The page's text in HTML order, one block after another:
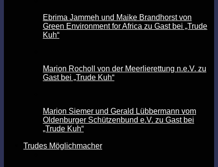
Ebrima Jammeh und Maike Brandhorst von
Green Environment for Africa zu Gast bei „Trude
Kuh“
Marion Rocholl von der Meerlierettung n.e.V. zu
Gast bei „Trude Kuh“
Marion Siemer und Gerald Lübbermann vom
Oldenburger Schützenbund e.V. zu Gast bei
„Trude Kuh“
Trudes Möglichmacher